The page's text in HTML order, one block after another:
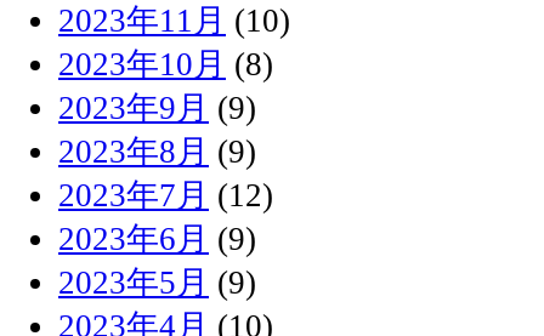
2023年11月 (10)
2023年10月 (8)
2023年9月 (9)
2023年8月 (9)
2023年7月 (12)
2023年6月 (9)
2023年5月 (9)
2023年4月 (10)